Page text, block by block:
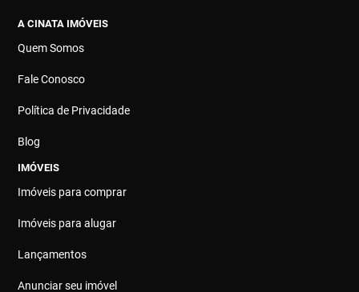
A CINATA IMÓVEIS
Quem Somos
Fale Conosco
Política de Privacidade
Blog
IMÓVEIS
Imóveis para comprar
Imóveis para alugar
Lançamentos
Anunciar seu imóvel